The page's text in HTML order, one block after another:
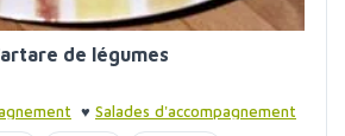
de légumes
♥ Salades d'accompagnement